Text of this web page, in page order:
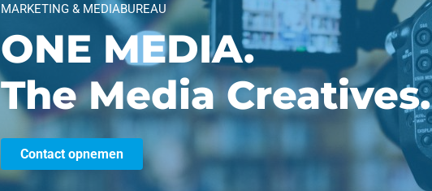
MARKETING & MEDIABUREAU
ONE MEDIA.
The Media Creatives.
Contact opnemen